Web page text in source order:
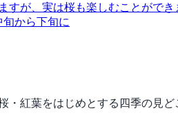
すが、実は桜も楽しむことがで
から下旬に
・紅葉をはじめとする四季の見